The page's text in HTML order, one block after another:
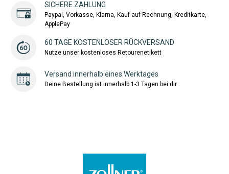
SICHERE ZAHLUNG
Paypal, Vorkasse, Klarna, Kauf auf Rechnung, Kreditkarte,
ApplePay
60 TAGE KOSTENLOSER RÜCKVERSAND
Nutze unser kostenloses Retourenetikett
Versand innerhalb eines Werktages
Deine Bestellung ist innerhalb 1-3 Tagen bei dir